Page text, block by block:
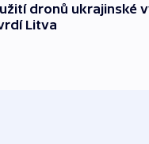
dronů ukrajinské
Litva